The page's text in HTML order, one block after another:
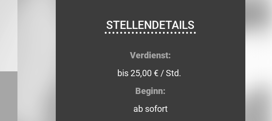
STELLENDETAILS
Verdienst:
bis 25,00 € / Std.
Beginn:
ab sofort